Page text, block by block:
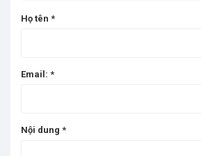
Họ tên *
Email: *
Nội dung *